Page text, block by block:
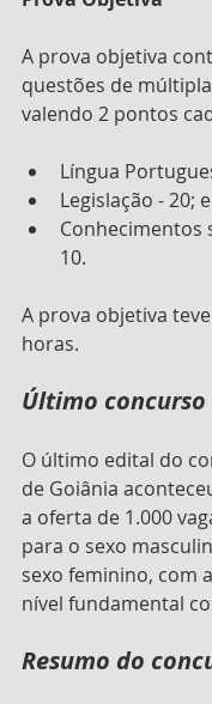
A prova objetiva
questões de
valendo 2 pontos
Língua
Legislação - 20; e
Conhecimentos
10.
A prova objetiva
horas.
Último concurso
O último edital do
de Goiânia
a oferta de 1.000
para o sexo
sexo feminino, com
nível fundamental
Resumo do